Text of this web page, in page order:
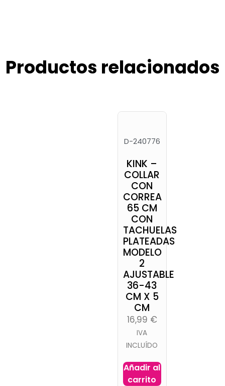
Productos relacionados
D-240776
KINK –
COLLAR
CON
CORREA
65 CM
CON
TACHUELAS
PLATEADAS
MODELO
2
AJUSTABLE
36-43
CM X 5
CM
16,99 €
IVA
INCLUÍDO
Añadir al
carrito